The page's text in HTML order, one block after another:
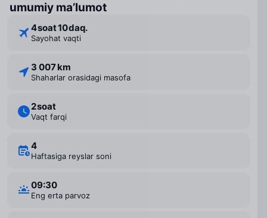
umumiy ma’lumot
4 ⁠soat 10 ⁠daq.
Sayohat vaqti
3 007 km
Shaharlar orasidagi masofa
2 ⁠soat
Vaqt farqi
4
Haftasiga reyslar soni
09:30
Eng erta parvoz